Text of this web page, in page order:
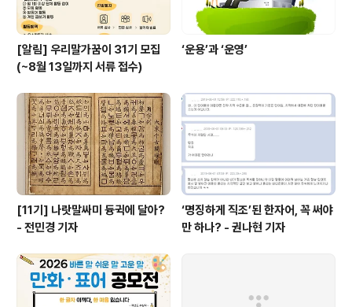
[알림] 우리말가꿈이 31기 모집
(~8월 13일까지 서류 접수)
‘운용’과 ‘운영’
[11기] 나랏말싸미 듕귁에 달아?
- 전민경 기자
‘명징하게 직조’된 한자어, 꼭 써야
만 하나? - 권나현 기자